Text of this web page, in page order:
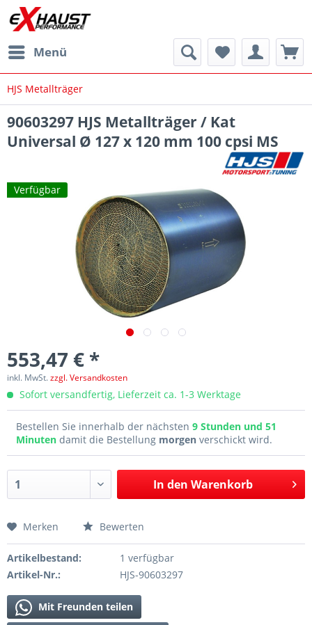
Menü
HJS Metallträger
90603297 HJS Metallträger / Kat
Universal Ø 127 x 120 mm 100 cpsi MS
Verfügbar
553,47 € *
inkl. MwSt.zzgl. Versandkosten
Sofort versandfertig, Lieferzeit ca. 1-3 Werktage
Bestellen Sie innerhalb der nächsten 9 Stunden und 51
Minuten damit die Bestellung morgen verschickt wird.
In den Warenkorb
Merken Bewerten
Artikelbestand:
1 verfügbar
Artikel-Nr.:
HJS-90603297
Mit Freunden teilen